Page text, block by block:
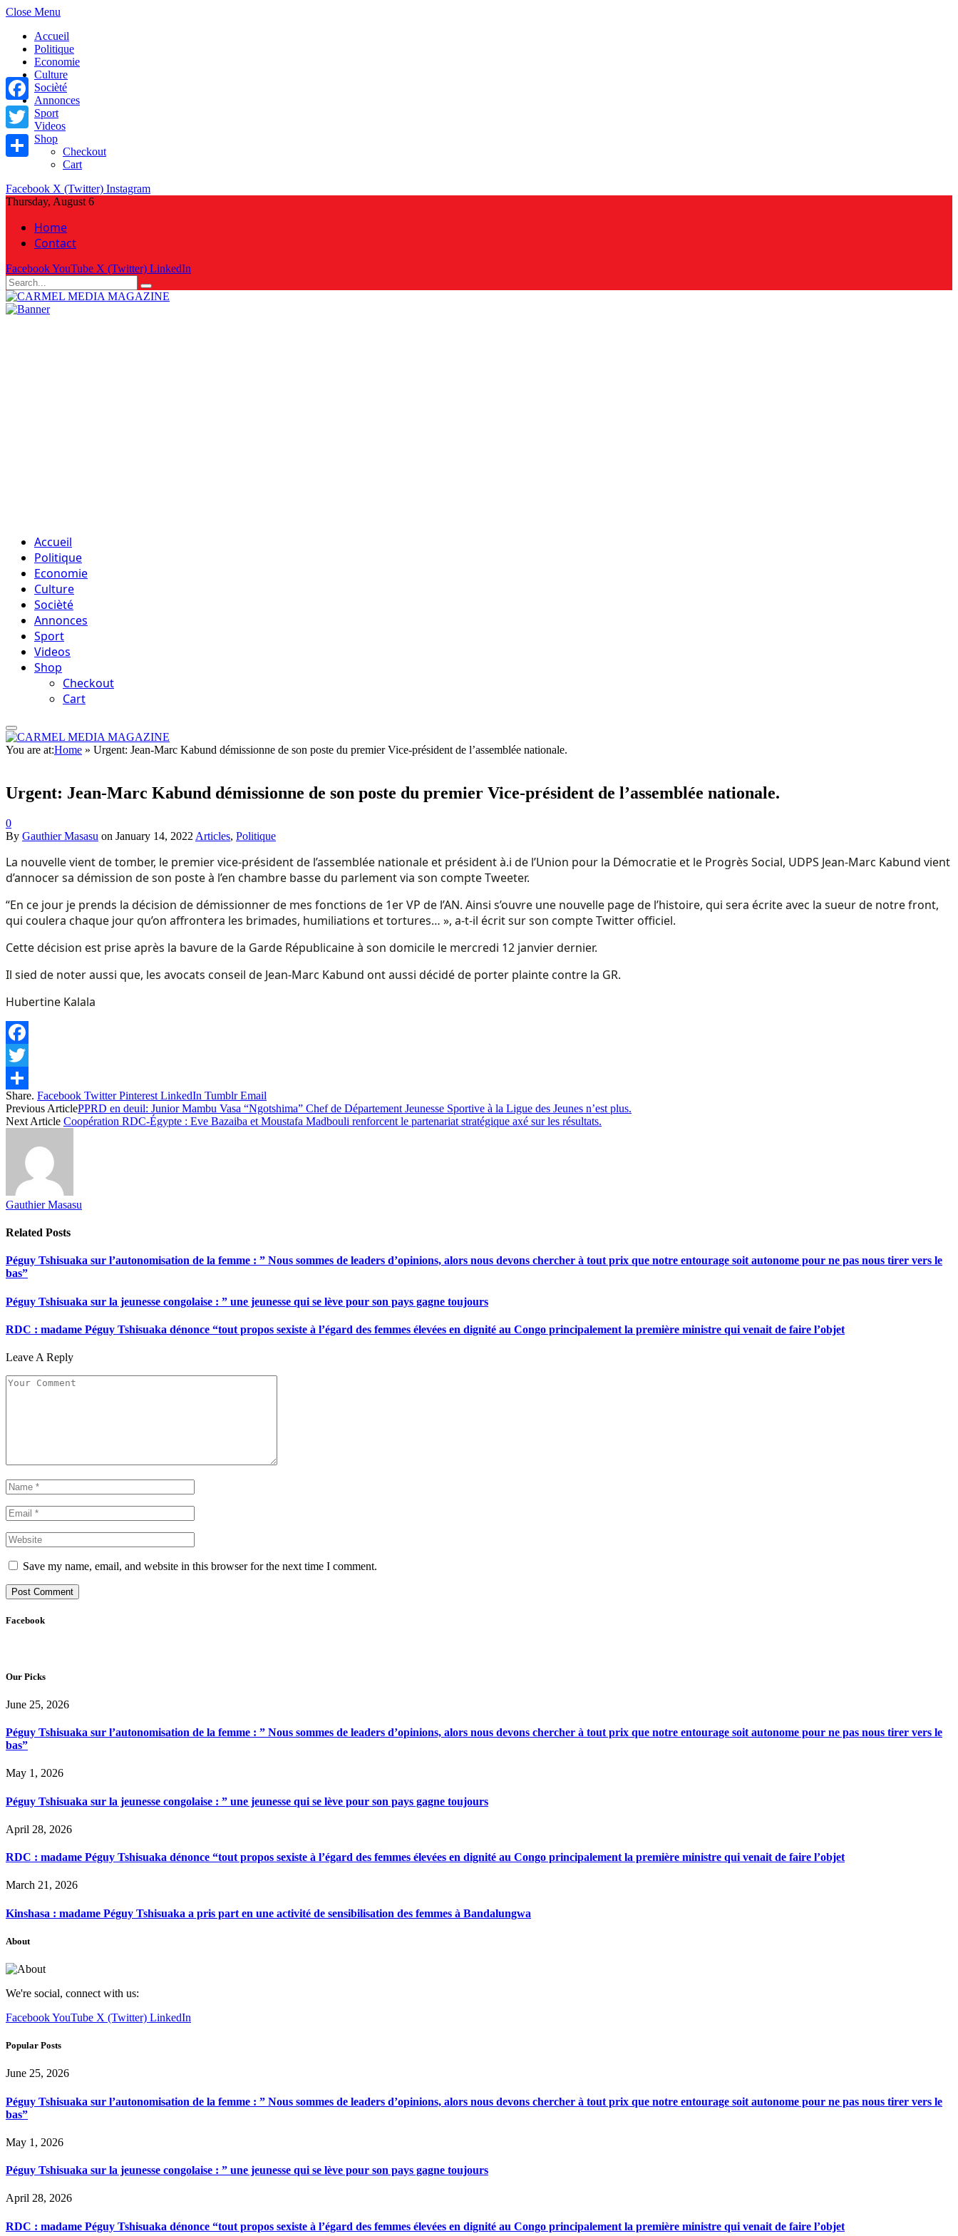
Close Menu
Accueil
Politique
Economie
Culture
Socièté
Annonces
Sport
Videos
Shop
Checkout
Cart
Facebook X (Twitter) Instagram
Thursday, August 6
Home
Contact
FacebookYouTube X (Twitter) LinkedIn
Accueil
Politique
Economie
Culture
Socièté
Annonces
Sport
Videos
Shop
Checkout
Cart
You are at:Home » Urgent: Jean-Marc Kabund démissionne de son poste du premier Vice-président de l’assemblée nationale.
Urgent: Jean-Marc Kabund démissionne de son poste du premier Vice-président de l’assemblée nationale.
0
By Gauthier Masasu on January 14, 2022 Articles, Politique
La nouvelle vient de tomber, le premier vice-président de l’assemblée nationale et président à.i de l’Union pour la Démocratie et le Progrès Social, UDPS Jean-Marc Kabund vient
d’annocer sa démission de son poste à l’en chambre basse du parlement via son compte Tweeter.
“En ce jour je prends la décision de démissionner de mes fonctions de 1er VP de l’AN. Ainsi s’ouvre une nouvelle page de l’histoire, qui sera écrite avec la sueur de notre front,
qui coulera chaque jour qu’on affrontera les brimades, humiliations et tortures… », a-t-il écrit sur son compte Twitter officiel.
Cette décision est prise après la bavure de la Garde Républicaine à son domicile le mercredi 12 janvier dernier.
Il sied de noter aussi que, les avocats conseil de Jean-Marc Kabund ont aussi décidé de porter plainte contre la GR.
Hubertine Kalala
Facebook
Twitter
Share
Share. Facebook Twitter Pinterest LinkedIn Tumblr Email
Previous ArticlePPRD en deuil: Junior Mambu Vasa “Ngotshima” Chef de Département Jeunesse Sportive à la Ligue des Jeunes n’est plus.
Next Article Coopération RDC-Égypte : Eve Bazaiba et Moustafa Madbouli renforcent le partenariat stratégique axé sur les résultats.
Gauthier Masasu
Related Posts
Péguy Tshisuaka sur l’autonomisation de la femme : ” Nous sommes de leaders d’opinions, alors nous devons chercher à tout prix que notre entourage soit autonome pour ne pas nous tirer vers le
bas”
Péguy Tshisuaka sur la jeunesse congolaise : ” une jeunesse qui se lève pour son pays gagne toujours
RDC : madame Péguy Tshisuaka dénonce “tout propos sexiste à l’égard des femmes élevées en dignité au Congo principalement la première ministre qui venait de faire l’objet
Leave A Reply
Save my name, email, and website in this browser for the next time I comment.
Facebook
Our Picks
June 25, 2026
Péguy Tshisuaka sur l’autonomisation de la femme : ” Nous sommes de leaders d’opinions, alors nous devons chercher à tout prix que notre entourage soit autonome pour ne pas nous tirer vers le
bas”
May 1, 2026
Péguy Tshisuaka sur la jeunesse congolaise : ” une jeunesse qui se lève pour son pays gagne toujours
April 28, 2026
RDC : madame Péguy Tshisuaka dénonce “tout propos sexiste à l’égard des femmes élevées en dignité au Congo principalement la première ministre qui venait de faire l’objet
March 21, 2026
Kinshasa : madame Péguy Tshisuaka a pris part en une activité de sensibilisation des femmes à Bandalungwa
About
We're social, connect with us:
FacebookYouTube X (Twitter) LinkedIn
Popular Posts
June 25, 2026
Péguy Tshisuaka sur l’autonomisation de la femme : ” Nous sommes de leaders d’opinions, alors nous devons chercher à tout prix que notre entourage soit autonome pour ne pas nous tirer vers le
bas”
May 1, 2026
Péguy Tshisuaka sur la jeunesse congolaise : ” une jeunesse qui se lève pour son pays gagne toujours
April 28, 2026
RDC : madame Péguy Tshisuaka dénonce “tout propos sexiste à l’égard des femmes élevées en dignité au Congo principalement la première ministre qui venait de faire l’objet
Facebook
Twitter